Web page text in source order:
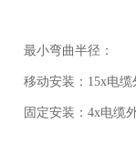
最小弯曲半径：
移动安装： 15x电缆
固定安装： 4x电缆